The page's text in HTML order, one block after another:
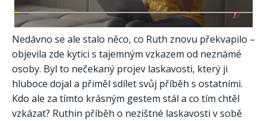
Nedávno se ale stalo něco, co Ruth znovu překvapilo –
objevila zde kytici s tajemným vzkazem od neznámé
osoby. Byl to nečekaný projev laskavosti, který ji
hluboce dojal a přiměl sdílet svůj příběh s ostatními.
Kdo ale za tímto krásným gestem stál a co tím chtěl
vzkázat? Ruthin příběh o nezištné laskavosti v sobě